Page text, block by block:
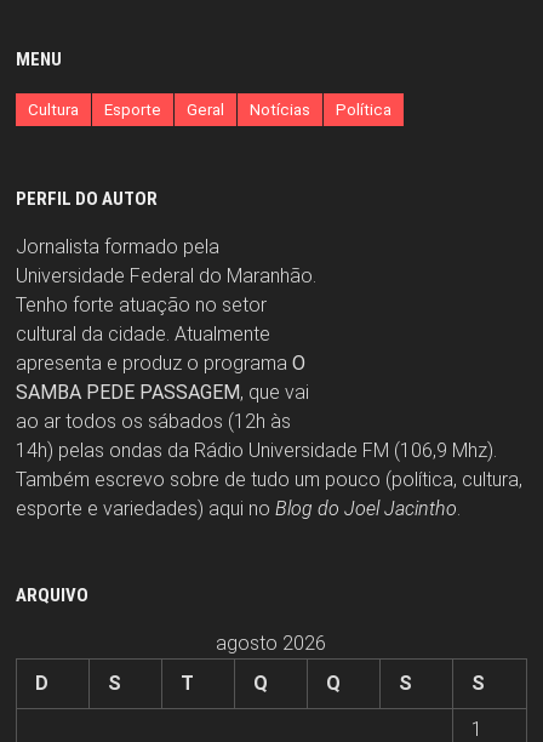
MENU
Cultura Esporte Geral Notícias Política
PERFIL DO AUTOR
Jornalista formado pela
Universidade Federal do Maranhão.
Tenho forte atuação no setor
cultural da cidade. Atualmente
apresenta e produz o programa O
SAMBA PEDE PASSAGEM, que vai
ao ar todos os sábados (12h às
14h) pelas ondas da Rádio Universidade FM (106,9 Mhz).
Também escrevo sobre de tudo um pouco (política, cultura,
esporte e variedades) aqui no Blog do Joel Jacintho
ARQUIVO
agosto 2026
D
S T Q Q S
S
1